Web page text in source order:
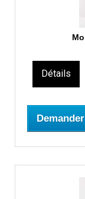
Détails